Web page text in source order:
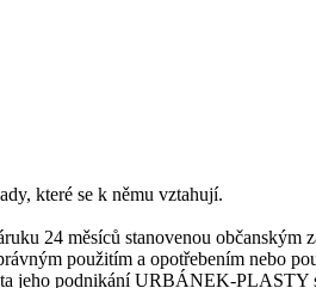
které se k němu vztahují.
24 měsíců stanovenou
použitím a opotřebením nebo
jeho podnikání URBÁNEK-PLASTY